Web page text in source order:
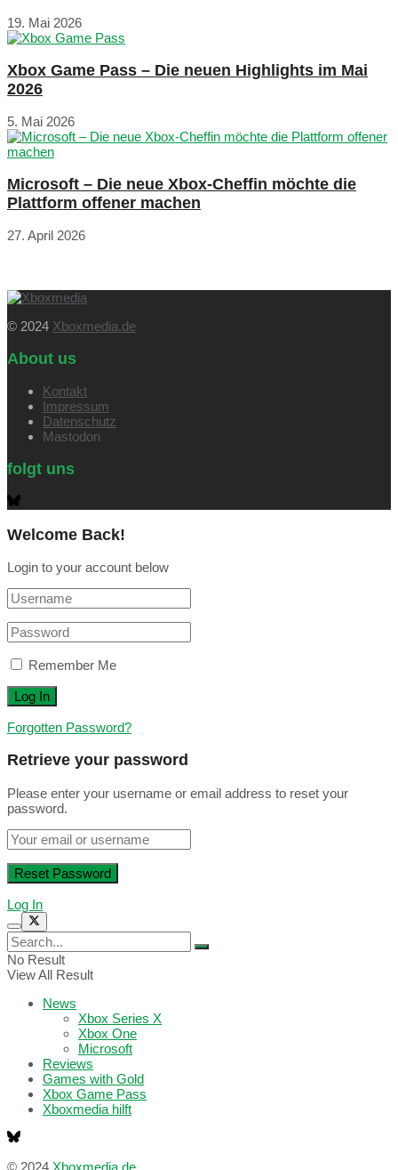
19. Mai 2026
Xbox Game Pass – Die neuen Highlights im Mai
2026
5. Mai 2026
Microsoft – Die neue Xbox-Cheffin möchte die
Plattform offener machen
27. April 2026
© 2024 Xboxmedia.de
About us
Kontakt
Impressum
Datenschutz
Mastodon
folgt uns
Welcome Back!
Login to your account below
Remember Me
Forgotten Password?
Retrieve your password
Please enter your username or email address to reset your
password.
Log In
No Result
View All Result
News
Xbox Series X
Xbox One
Microsoft
Reviews
Games with Gold
Xbox Game Pass
Xboxmedia hilft
© 2024 Xboxmedia.de